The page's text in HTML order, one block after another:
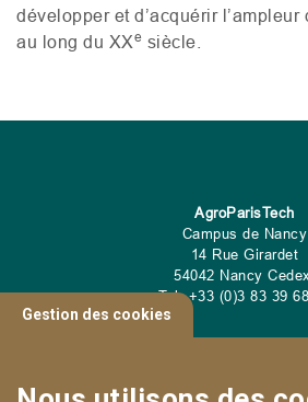
développer et d’acquérir l’ampleur
au long du XXe siècle.
AgroParisTech
Campus de Nancy
14 Rue Girardet
54042 Nancy Cedex
Tel: +33 (0)3 83 39
Gestion des cookies